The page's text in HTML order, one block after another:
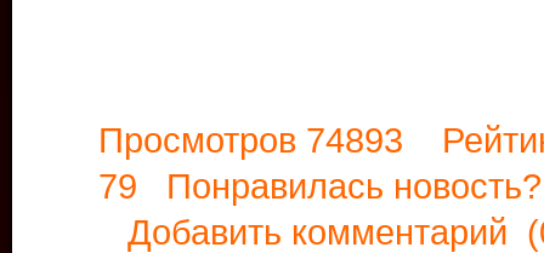
Просмотров 74893
79 Понравилась
Добавить комментарий